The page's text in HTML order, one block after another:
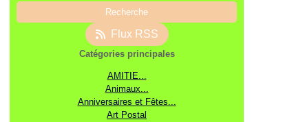
Flux RSS
Catégories principales
AMITIE...
Animaux...
Anniversaires et Fêtes...
Art Postal